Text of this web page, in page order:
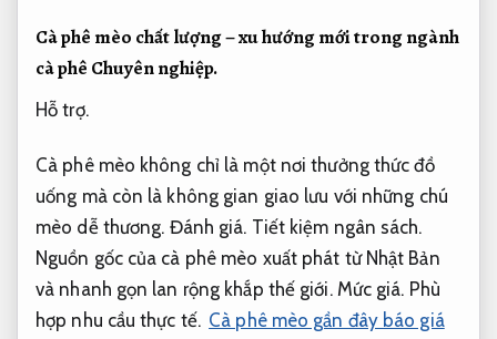
Cà phê mèo chất lượng – xu hướng mới trong ngành
cà phê Chuyên nghiệp.
Hỗ trợ.
Cà phê mèo không chỉ là một nơi thưởng thức đồ
uống mà còn là không gian giao lưu với những chú
mèo dễ thương. Đánh giá. Tiết kiệm ngân sách.
Nguồn gốc của cà phê mèo xuất phát từ Nhật Bản
và nhanh gọn lan rộng khắp thế giới. Mức giá. Phù
hợp nhu cầu thực tế. Cà phê mèo gần đây báo giá